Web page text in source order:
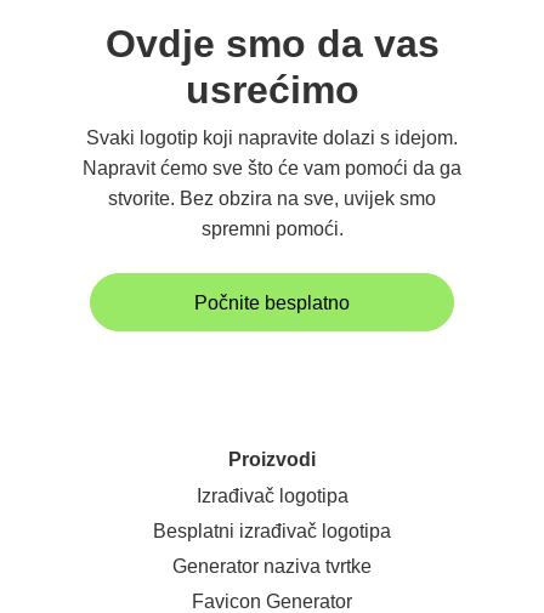
Ovdje smo da vas
usrećimo
Svaki logotip koji napravite dolazi s idejom.
Napravit ćemo sve što će vam pomoći da ga
stvorite. Bez obzira na sve, uvijek smo
spremni pomoći.
Počnite besplatno
Proizvodi
Izrađivač logotipa
Besplatni izrađivač logotipa
Generator naziva tvrtke
Favicon Generator